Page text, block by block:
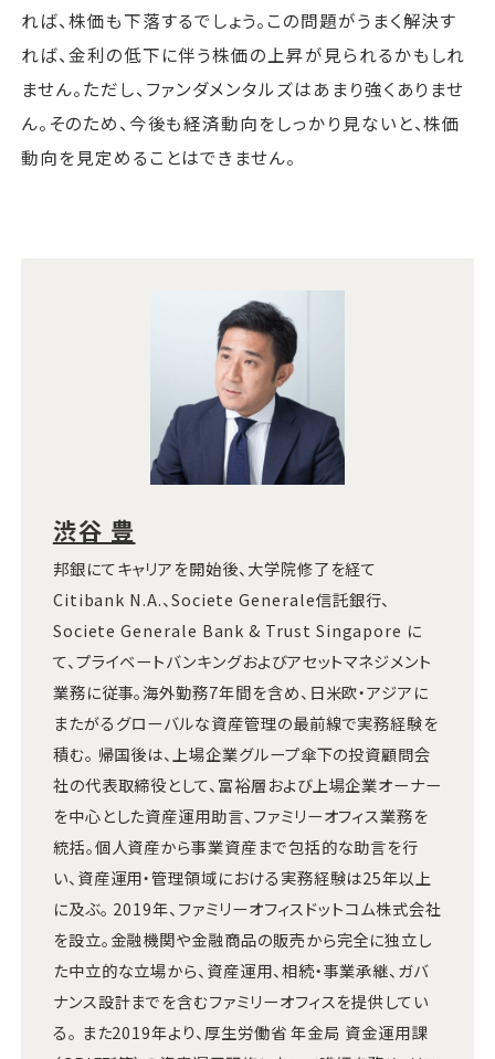
れば、株価も下落するでしょう。この問題がうまく解決す
れば、金利の低下に伴う株価の上昇が見られるかもしれ
ません。ただし、ファンダメンタルズはあまり強くありませ
ん。そのため、今後も経済動向をしっかり見ないと、株価
動向を見定めることはできません。
渋谷 豊
邦銀にてキャリアを開始後、大学院修了を経て
Citibank N.A.、Societe Generale信託銀行、
Societe Generale Bank & Trust Singapore に
て、プライベートバンキングおよびアセットマネジメント
業務に従事。海外勤務7年間を含め、日米欧・アジアに
またがるグローバルな資産管理の最前線で実務経験を
積む。 帰国後は、上場企業グループ傘下の投資顧問会
社の代表取締役として、富裕層および上場企業オーナー
を中心とした資産運用助言、ファミリーオフィス業務を
統括。個人資産から事業資産まで包括的な助言を行
い、資産運用・管理領域における実務経験は25年以上
に及ぶ。 2019年、ファミリーオフィスドットコム株式会社
を設立。金融機関や金融商品の販売から完全に独立し
た中立的な立場から、資産運用、相続・事業承継、ガバ
ナンス設計までを含むファミリーオフィスを提供してい
る。 また2019年より、厚生労働省 年金局 資金運用課